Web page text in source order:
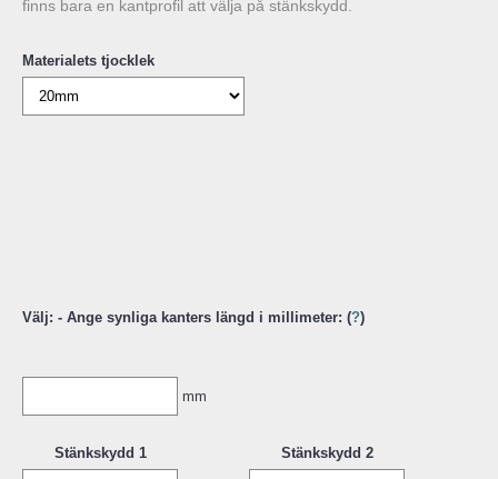
finns bara en kantprofil att välja på stänkskydd.
Materialets tjocklek
Välj: - Ange synliga kanters längd i millimeter: (?)
mm
Stänkskydd 1 Stänkskydd 2